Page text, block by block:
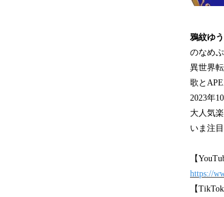
鴉紋ゆう
のなめ
異世界
歌と
2023年
大人気
いま注
【
https://
【TikTok